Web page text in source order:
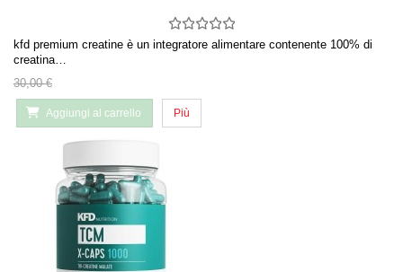
kfd premium creatine è un integratore alimentare contenente 100% di
creatina…
30,00 €
Aggiungi al carrello Più